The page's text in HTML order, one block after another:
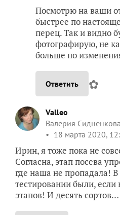
Посмотрю на ваши
быстрее по
перец. Так и видно
фотографирую, не
больше по
Ответить ✿
Valleo
Валерия Сидненкова
18 марта 2020,
Ирин, я тоже пока не
Согласна, этап посева
где наша не пропадала!
тестировании были,
этапов! И десять сортов…